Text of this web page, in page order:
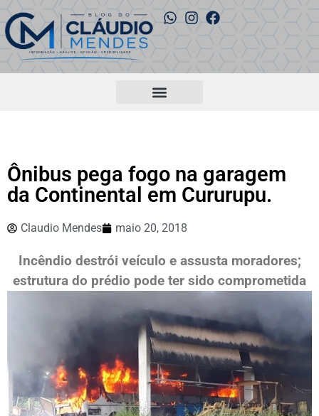
Ônibus pega fogo na garagem
da Continental em Cururupu.
Claudio Mendes maio 20, 2018
Incêndio destrói veículo e assusta moradores;
estrutura do prédio pode ter sido comprometida